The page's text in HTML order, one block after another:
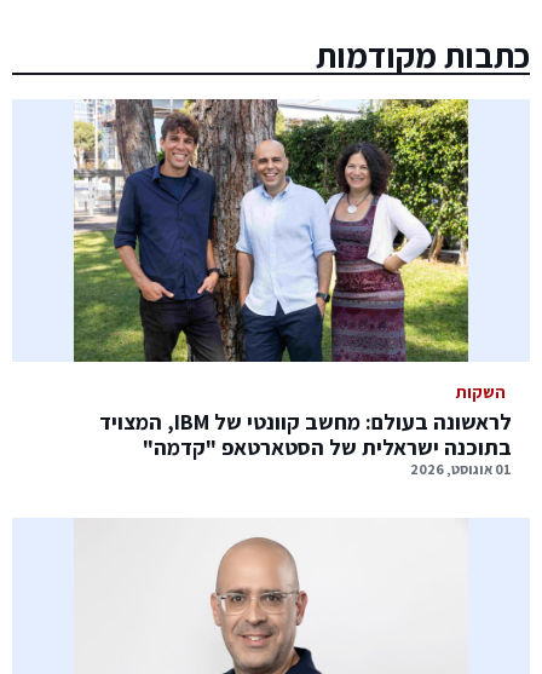
כתבות מקודמות
השקות
לראשונה בעולם: מחשב קוונטי של IBM, המצויד
בתוכנה ישראלית של הסטארטאפ "קדמה"
01 אוגוסט, 2026